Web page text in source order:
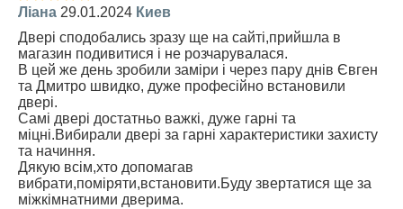
Ліана 29.01.2024 Киев
Двері сподобались зразу ще на сайті,прийшла в
магазин подивитися і не розчарувалася.
В цей же день зробили заміри і через пару днів Євген
та Дмитро швидко, дуже професійно встановили
двері.
Самі двері достатньо важкі, дуже гарні та
міцні.Вибирали двері за гарні характеристики захисту
та начиння.
Дякую всім,хто допомагав
вибрати,поміряти,встановити.Буду звертатися ще за
міжкімнатними дверима.